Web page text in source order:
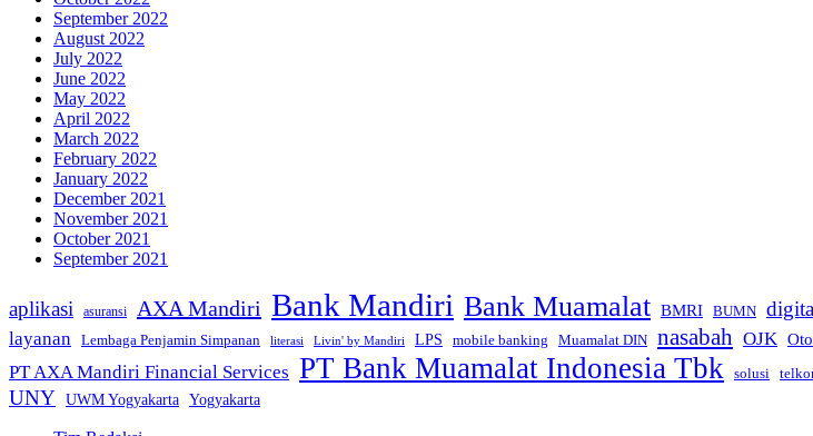
September 2022
August 2022
July 2022
June 2022
May 2022
April 2022
March 2022
February 2022
January 2022
December 2021
November 2021
October 2021
September 2021
aplikasi asuransi AXA Mandiri Bank Mandiri Bank Muamalat BMRI BUMN
layanan Lembaga Penjamin Simpanan literasi Livin' by Mandiri LPS mobile banking Muamalat DIN nasabah OJK
PT AXA Mandiri Financial Services PT Bank Muamalat Indonesia Tbk solusi
UNY UWM Yogyakarta Yogyakarta